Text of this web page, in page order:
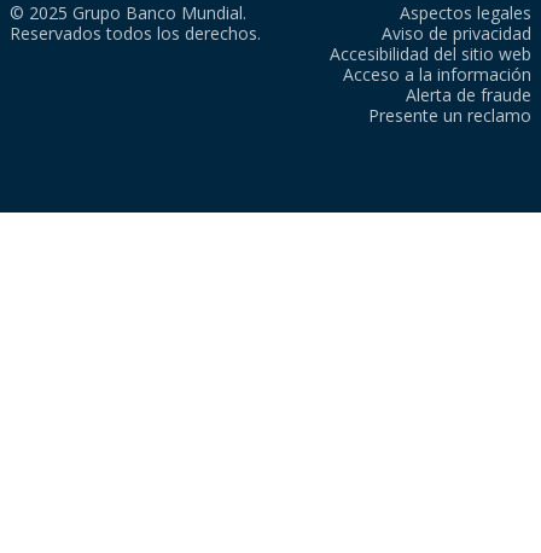
© 2025 Grupo Banco Mundial.
Reservados todos los derechos.
Aspectos legales
Aviso de privacidad
Accesibilidad del sitio web
Acceso a la información
Alerta de fraude
Presente un reclamo